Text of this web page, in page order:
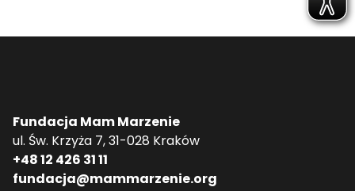
Fundacja Mam Marzenie
ul. Św. Krzyża 7, 31-028 Kraków
+48 12 426 31 11
fundacja@mammarzenie.org